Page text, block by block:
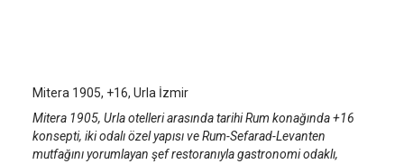
Mitera 1905, +16, Urla İzmir
Mitera 1905, Urla otelleri arasında tarihi Rum konağında +16
konsepti, iki odalı özel yapısı ve Rum-Sefarad-Levanten
mutfağını yorumlayan şef restoranıyla gastronomi odaklı,